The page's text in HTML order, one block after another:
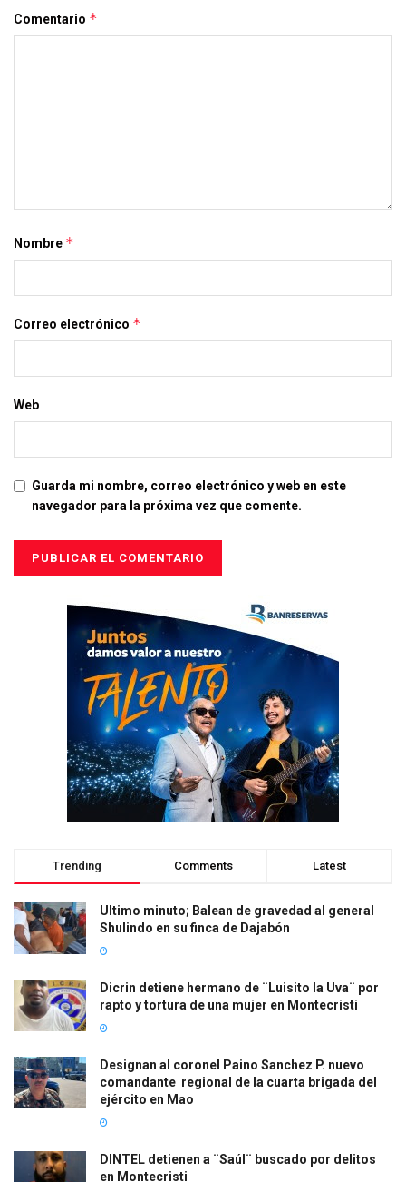
Comentario *
Nombre *
Correo electrónico *
Web
Guarda mi nombre, correo electrónico y web en este
navegador para la próxima vez que comente.
Trending Comments Latest
Ultimo minuto; Balean de gravedad al general
Shulindo en su finca de Dajabón
Dicrin detiene hermano de ¨Luisito la Uva¨ por
rapto y tortura de una mujer en Montecristi
Designan al coronel Paino Sanchez P. nuevo
comandante regional de la cuarta brigada del
ejército en Mao
DINTEL detienen a ¨Saúl¨ buscado por delitos
en Montecristi